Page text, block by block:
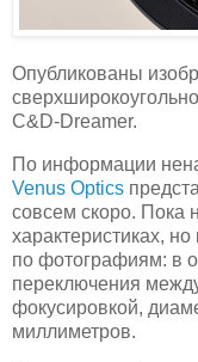
Опубликованы
C&D-Dreamer.
По информации
Venus Optics
совсем скоро. Пока
характеристиках,
по фотографиям: в
переключения
фокусировкой,
миллиметров.